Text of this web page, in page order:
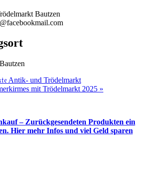
Bautzen
Antik- und Trödelmarkt
mit Trödelmarkt 2025 »
– Zurückgesendeten Produkten ein
Hier mehr Infos und viel Geld sparen